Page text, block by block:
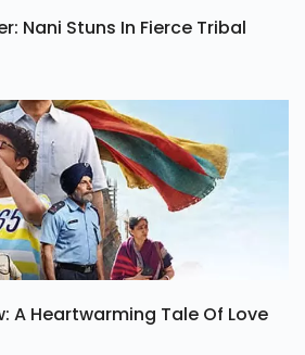
Nani Stuns In Fierce Tribal
A Heartwarming Tale Of Love